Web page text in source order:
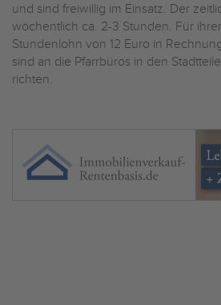
und sind freiwillig im Einsatz. Der
wöchentlich ca. 2-3 Stunden. Für
Stundenlohn von 12 Euro in
sind an die Pfarrbüros in den
richten.